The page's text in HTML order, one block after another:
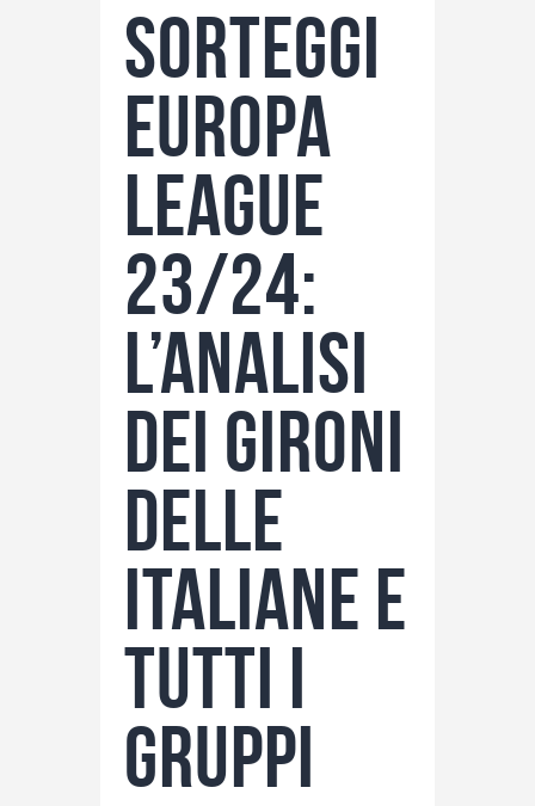
Lo Sapevi Che
Fantacalcio
I consigli di Giulia
Serie A
Sorteggi
Europa
League
23/24:
l’analisi
dei gironi
delle
italiane e
tutti i
gruppi